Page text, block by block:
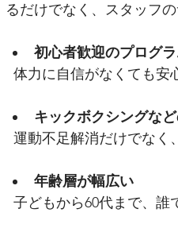
るだけでなく、スタッフ
初心者歓迎のプログ
体力に自信がなくても
キックボクシングな
運動不足解消だけでな
年齢層が幅広い
子どもから60代まで、